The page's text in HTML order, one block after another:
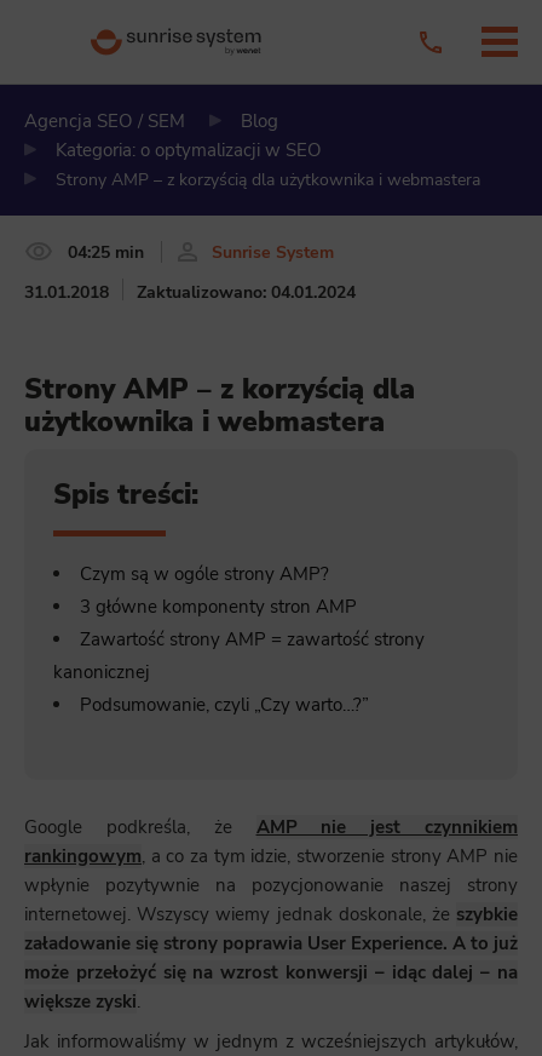
Agencja SEO / SEM
Blog
Kategoria: o optymalizacji w SEO
Strony AMP – z korzyścią dla użytkownika i webmastera
04:25 min
Sunrise System
31.01.2018
Zaktualizowano: 04.01.2024
Strony AMP – z korzyścią dla
użytkownika i webmastera
Spis treści:
Czym są w ogóle strony AMP?
3 główne komponenty stron AMP
Zawartość strony AMP = zawartość strony
kanonicznej
Podsumowanie, czyli „Czy warto…?”
Google podkreśla, że AMP nie jest czynnikiem
rankingowym, a co za tym idzie, stworzenie strony AMP nie
wpłynie pozytywnie na pozycjonowanie naszej strony
internetowej. Wszyscy wiemy jednak doskonale, że szybkie
załadowanie się strony poprawia User Experience. A to już
może przełożyć się na wzrost konwersji – idąc dalej – na
większe zyski.
Jak informowaliśmy w jednym z wcześniejszych artykułów,